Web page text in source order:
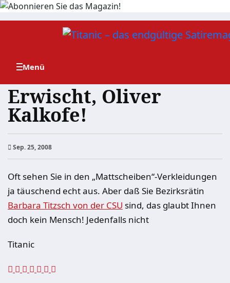
Zum
Erwischt, Oliver
Kalkofe!
Sep. 25, 2008
Oft sehen Sie in den „Mattscheiben“-Verkleidungen
ja täuschend echt aus. Aber daß Sie Bezirksrätin
Barbara Titzsch von der CSU sind, das glaubt Ihnen
doch kein Mensch! Jedenfalls nicht
Titanic